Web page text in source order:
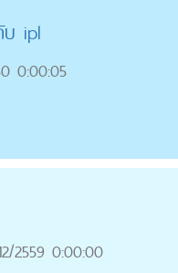
บ ipl
0:00:05
2559 0:00:00